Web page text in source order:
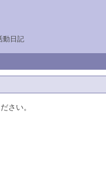
動日記
さい。